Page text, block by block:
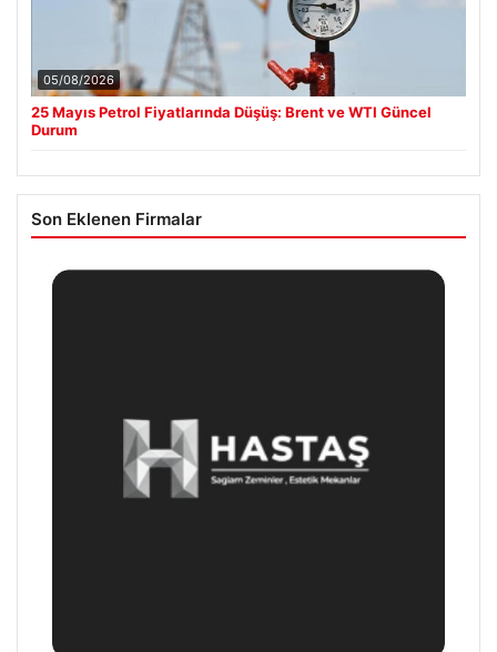
05/08/2026
25 Mayıs Petrol Fiyatlarında Düşüş: Brent ve WTI Güncel
Durum
Son Eklenen Firmalar